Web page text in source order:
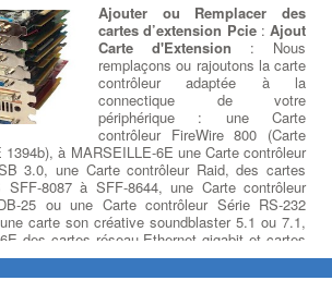
Ajouter ou Remplacer des
cartes d’extension Pcie: Ajout
Carte d'Extension : Nous
remplaçons ou rajoutons la carte
contrôleur adaptée à la
connectique de votre
périphérique : une Carte
contrôleur FireWire 800 (Carte
à MARSEILLE-6E une Carte contrôleur
3.0, une Carte contrôleur Raid, des cartes
SFF-8087 à SFF-8644, une Carte contrôleur
25 ou une Carte contrôleur Série RS-232
carte son créative soundblaster 5.1 ou 7.1,
des cartes réseau Ethernet gigabit et cartes
sans-fil.